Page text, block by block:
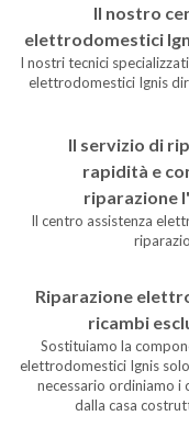
Il nostro
elettrodomestici
I nostri tecnici
elettrodomestici Ignis
Il servizio di
rapidità e
riparazione
Il centro assistenza
Riparazione
ricambi
Sostituiamo la
elettrodomestici Ignis
necessario ordiniamo
dalla casa